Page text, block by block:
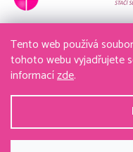
Tento web používá
tohoto webu vyjadřujete
informacízde.
736 611 204
Vytvořil Shoptet&